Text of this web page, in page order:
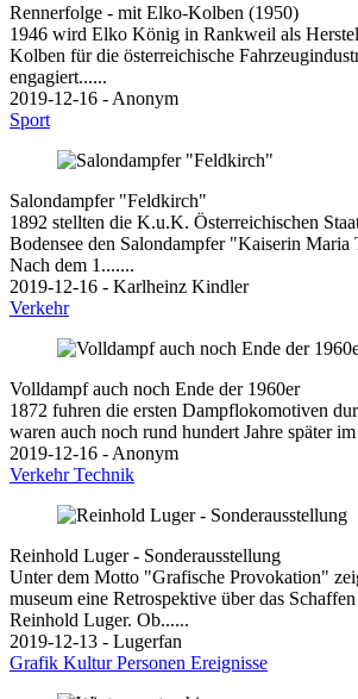
Rennerfolge - mit Elko-Kolben (1950)
1946 wird Elko König in Rankweil als
Kolben für die österreichische
engagiert......
2019-12-16 - Anonym
Sport
Salondampfer "Feldkirch"
1892 stellten die K.u.K. Österreichischen
Bodensee den Salondampfer "Kaiserin Maria
Nach dem 1.......
2019-12-16 - Karlheinz Kindler
Verkehr
Volldampf auch noch Ende der 1960er
1872 fuhren die ersten Dampflokomotiven
waren auch noch rund hundert Jahre später
2019-12-16 - Anonym
VerkehrTechnik
Reinhold Luger - Sonderausstellung
Unter dem Motto "Grafische Provokation"
museum eine Retrospektive über das
Reinhold Luger. Ob......
2019-12-13 - Lugerfan
Grafik KulturPersonen Ereignisse